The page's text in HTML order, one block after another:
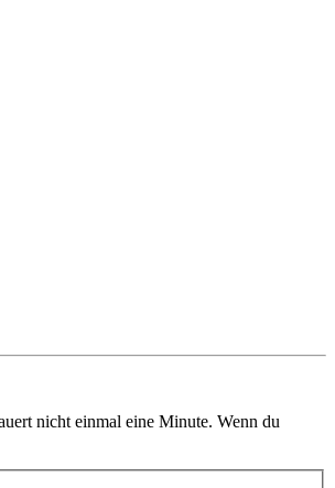
nicht einmal eine Minute. Wenn du